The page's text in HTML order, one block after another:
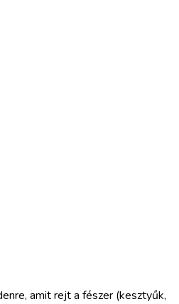
amit rejt a fészer (kesztyűk,